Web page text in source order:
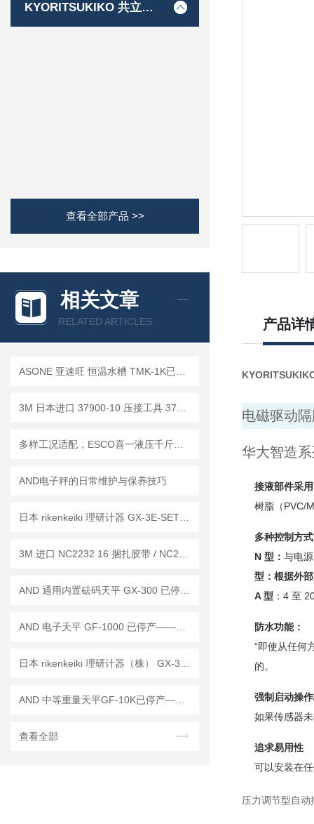
KYORITSUKIKO 共立机巧
查看全部产品 >>
相关文章
RELATED ARTICLES
AND电子秤的日常维护与保养技巧
查看全部
产品详
电磁驱动
华大智造
接液部件采
树脂（PVC/
多种控制方式
N 型： 与电
型：根据外
A 型 ：4 至
防水功能：
“即使从任何
的。
强制启动操
如果传感器
追求易用性
可以安装在
压力调节型自